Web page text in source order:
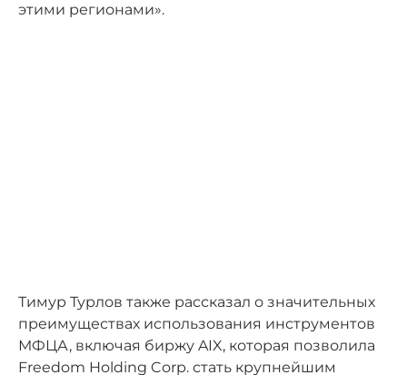
этими регионами».
Тимур Турлов также рассказал о значительных
преимуществах использования инструментов
МФЦА, включая биржу AIX, которая позволила
Freedom Holding Corp. стать крупнейшим